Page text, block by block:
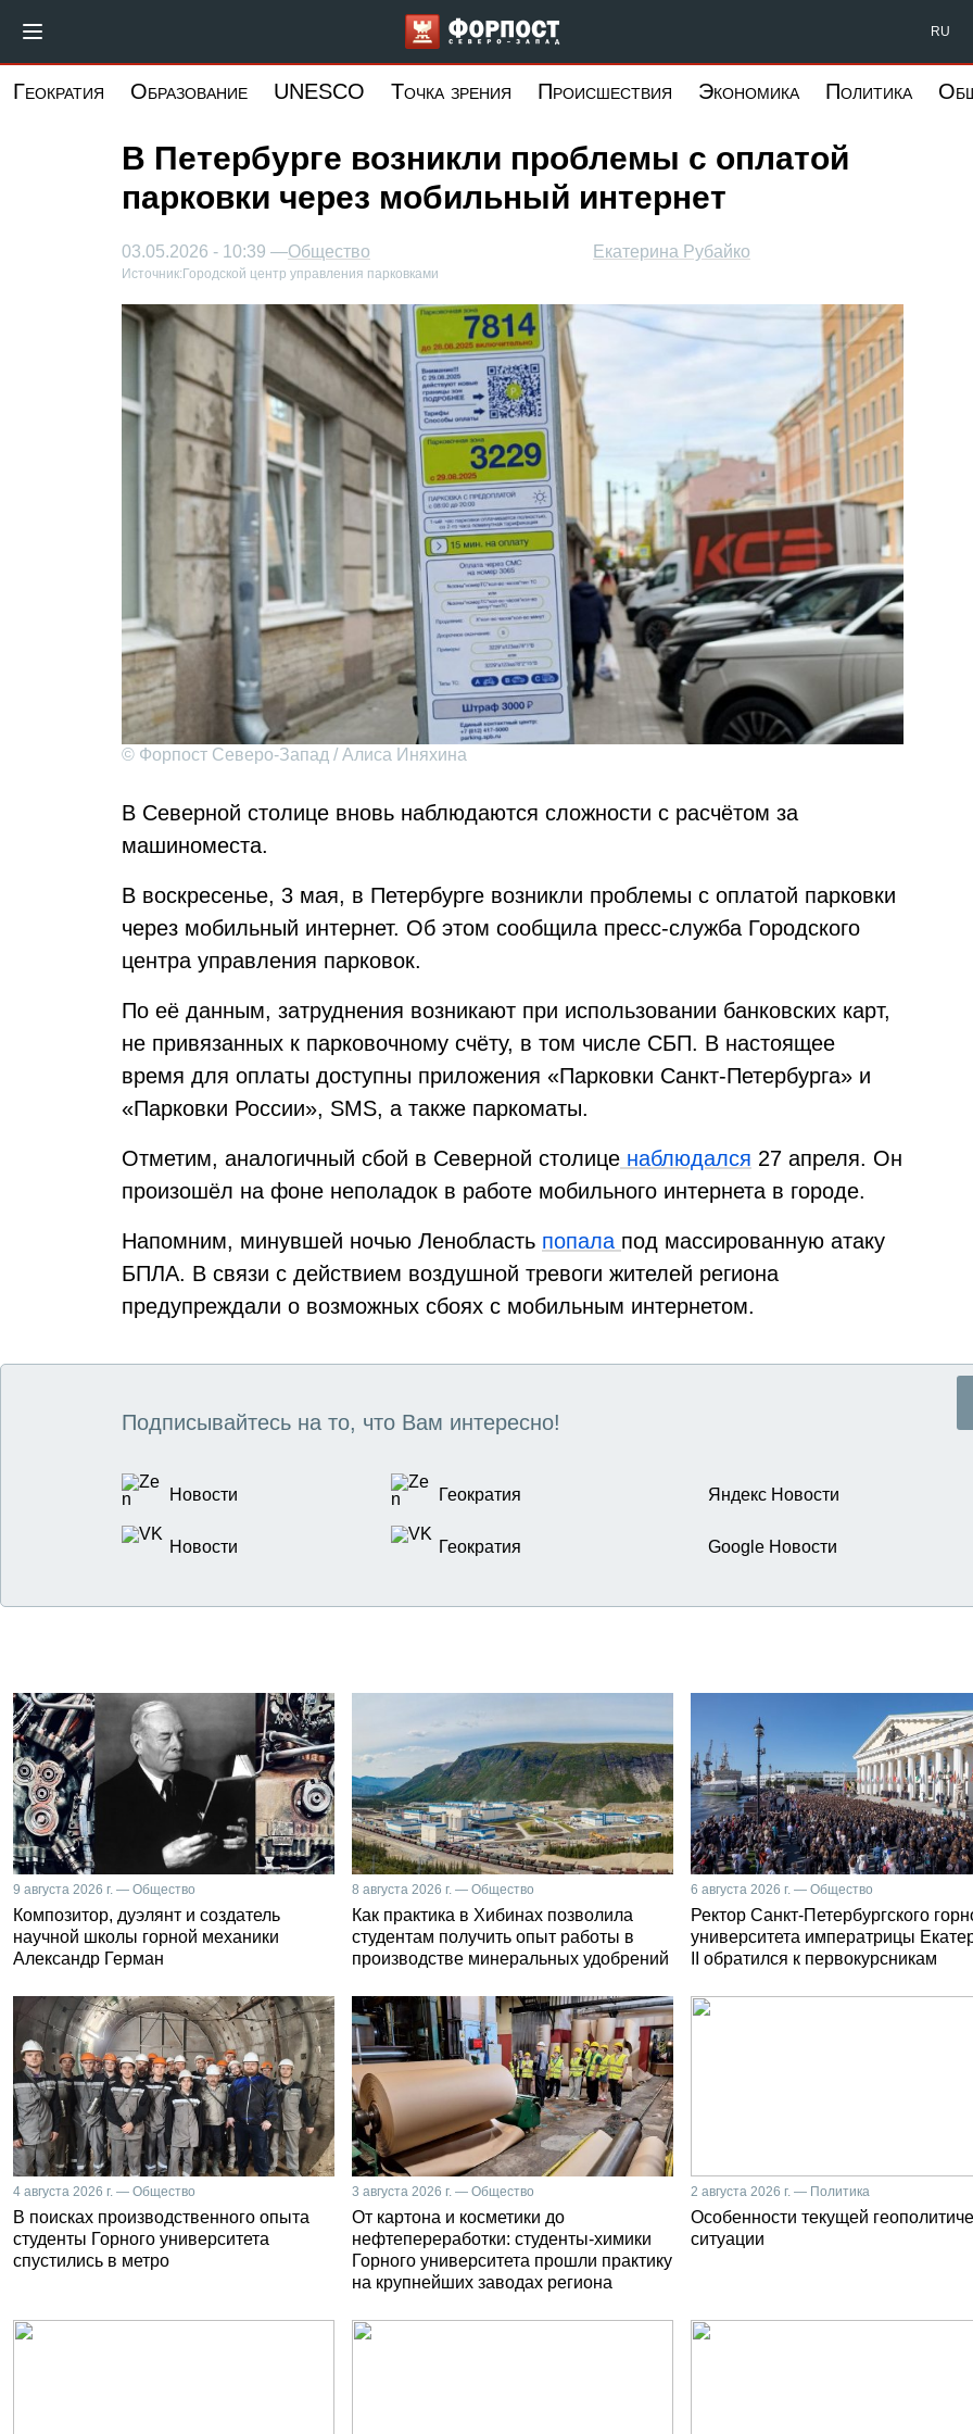
основному
Форпост Северо-Запад RU
Геократия Образование UNESCO Точка зрения Происшествия Экономика Политика
В Петербурге возникли проблемы с оплатой
парковки через мобильный интернет
Екатерина Рубайко
03.05.2026 - 10:39 —Общество
Источник: Городской центр управления парковками
© Форпост Северо-Запад / Алиса Иняхина
В Северной столице вновь наблюдаются сложности с расчётом за
машиноместа.
В воскресенье, 3 мая, в Петербурге возникли проблемы с оплатой парковки
через мобильный интернет. Об этом сообщила пресс-служба Городского
центра управления парковок.
По её данным, затруднения возникают при использовании банковских карт,
не привязанных к парковочному счёту, в том числе СБП. В настоящее
время для оплаты доступны приложения «Парковки Санкт-Петербурга» и
«Парковки России», SMS, а также паркоматы.
Отметим, аналогичный сбой в Северной столице наблюдался 27 апреля. Он
произошёл на фоне неполадок в работе мобильного интернета в городе.
Напомним, минувшей ночью Ленобласть попала под массированную атаку
БПЛА. В связи с действием воздушной тревоги жителей региона
предупреждали о возможных сбоях с мобильным интернетом.
Подписывайтесь на то, что Вам интересно!
Новости Геократия Яндекс Новости
Новости Геократия Google Новости
9 августа 2026 г. — Общество
Композитор, дуэлянт и создатель
научной школы горной механики
Александр Герман
8 августа 2026 г. — Общество
Как практика в Хибинах позволила
студентам получить опыт работы в
производстве минеральных удобрений
6 августа 2026 г. — Общество
Ректор Санкт-Петербургского
университета императрицы
II обратился к первокурсникам
4 августа 2026 г. — Общество
В поисках производственного опыта
студенты Горного университета
спустились в метро
3 августа 2026 г. — Общество
От картона и косметики до
нефтепереработки: студенты-химики
Горного университета прошли практику
на крупнейших заводах региона
2 августа 2026 г. — Политика
Особенности текущей
ситуации